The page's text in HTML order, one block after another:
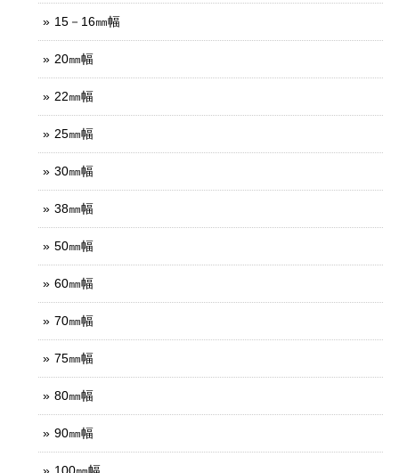
15－16㎜幅
20㎜幅
22㎜幅
25㎜幅
30㎜幅
38㎜幅
50㎜幅
60㎜幅
70㎜幅
75㎜幅
80㎜幅
90㎜幅
100㎜幅